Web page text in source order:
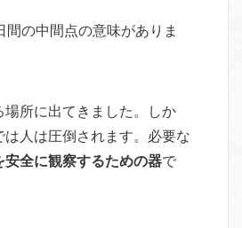
間の中間点の意味がありま
場所に出てきました。しか
は人は圧倒されます。必要な
安全に観察するための器で